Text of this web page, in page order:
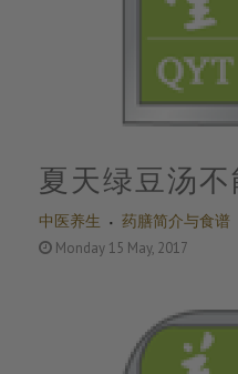
中医养生 药膳简介与食谱
夏天绿豆汤不
喝才降脂，祛
Monday 15 May, 2017